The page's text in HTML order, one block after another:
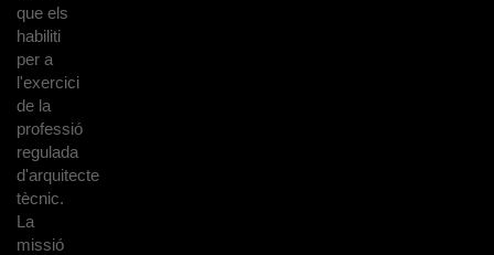
que els
habiliti
per a
l'exercici
de la
professió
regulada
d'arquitecte
tècnic.
La
missió